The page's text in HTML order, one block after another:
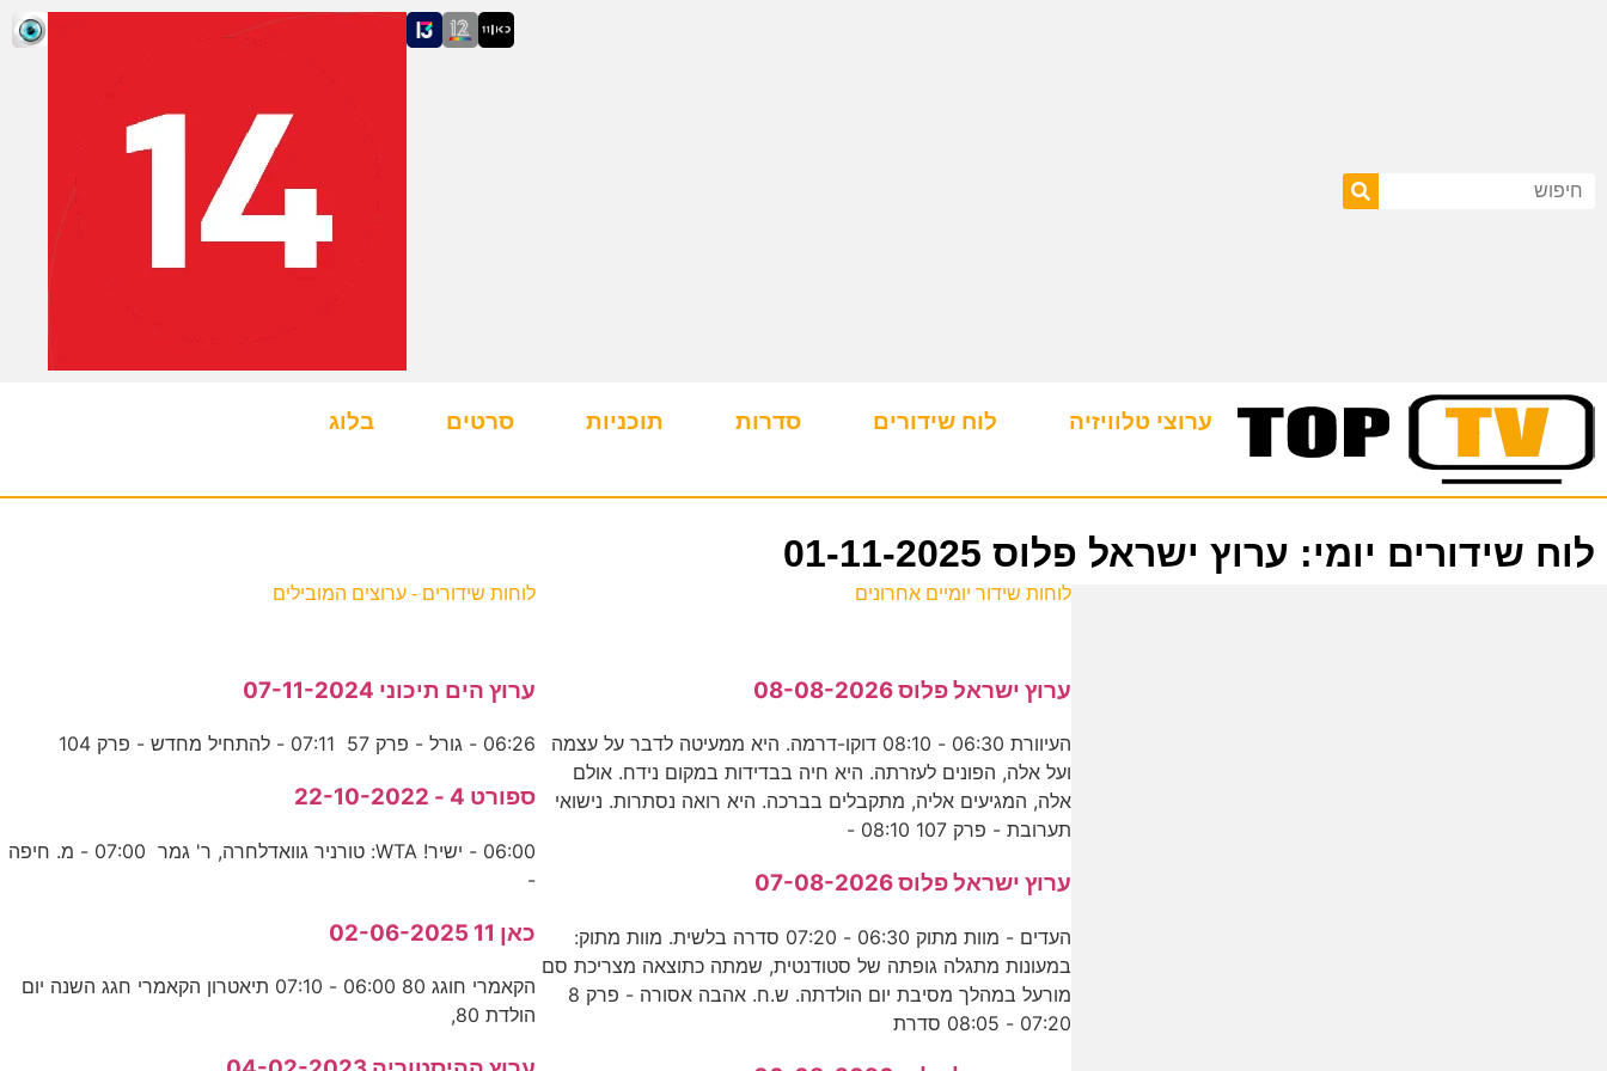
ערוצי טלוויזיה לוח שידורים סדרות תוכניות סרטים בלוג
לוח שידורים יומי: ערוץ ישראל פלוס 01-11-2025
לוחות שידור יומיים אחרונים
ערוץ ישראל פלוס 08-08-2026
העיוורת 06:30 - 08:10 דוקו-דרמה. היא ממעיטה לדבר על עצמה
ועל אלה, הפונים לעזרתה. היא חיה בבדידות במקום נידח. אולם
אלה, המגיעים אליה, מתקבלים בברכה. היא רואה נסתרות. נישואי
תערובת - פרק 107 08:10 -
ערוץ ישראל פלוס 07-08-2026
העדים - מוות מתוק 06:30 - 07:20 סדרה בלשית. מוות מתוק:
במעונות מתגלה גופתה של סטודנטית, שמתה כתוצאה מצריכת סם
מורעל במהלך מסיבת יום הולדתה. ש.ח. אהבה אסורה - פרק 8
07:20 - 08:05 סדרת
לוחות שידורים - ערוצים המובילים
ערוץ הים תיכוני 07-11-2024
06:26 - גורל - פרק 57 07:11 - להתחיל מחדש - פרק 104
ספורט 4 - 22-10-2022
06:00 - ישיר! WTA: טורניר גוואדלחרה, ר' גמר 07:00 - מ. חיפה
-
כאן 11 02-06-2025
הקאמרי חוגג 80 06:00 - 07:10 תיאטרון הקאמרי חגג השנה יום
הולדת 80,